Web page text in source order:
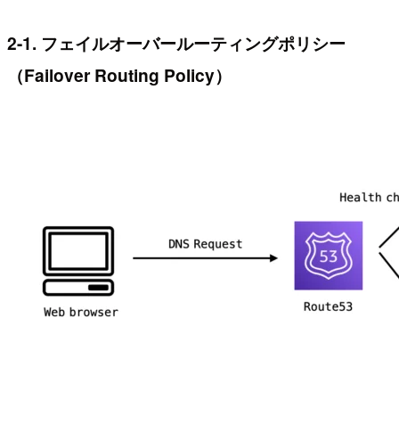
2-1. フェイルオーバールーティングポリシー
（Failover Routing Policy）